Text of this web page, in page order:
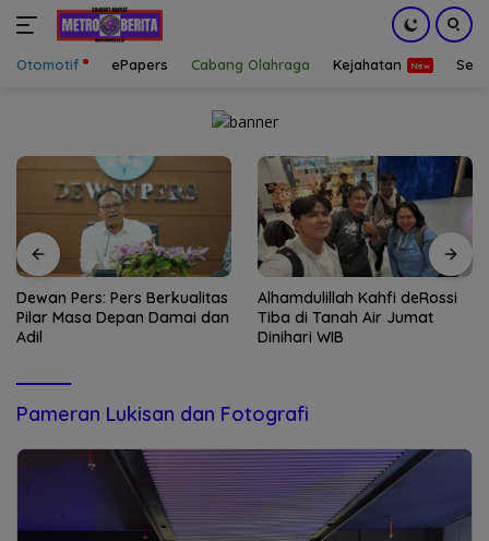
Otomotif ePapers Cabang Olahraga Kejahatan
Dewan Pers: Pers Berkualitas
Pilar Masa Depan Damai dan
Adil
Alhamdulillah Kahfi deRossi
Tiba di Tanah Air Jumat
Dinihari WIB
Pameran Lukisan dan Fotografi